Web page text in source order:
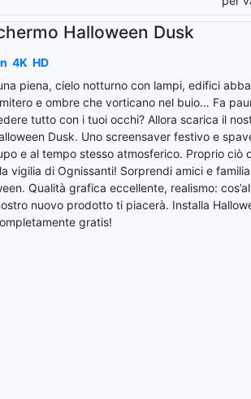
Halloween Dusk
4K HD
piena, cielo notturno con lampi, edifici
e ombre che vorticano nel buio… Fa
tutto con i tuoi occhi? Allora scarica il
Dusk. Uno screensaver festivo e
e al tempo stesso atmosferico. Proprio ciò
vigilia di Ognissanti! Sorprendi amici e
Qualità grafica eccellente, realismo:
nuovo prodotto ti piacerà. Installa
gratis!